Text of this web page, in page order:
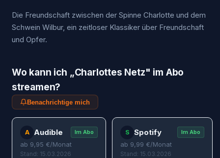
Die Freundschaft zwischen der Spinne Charlotte und dem
Schwein Wilbur, ein zeitloser Klassiker über Freundschaft
und Opfer.
Wo kann ich „Charlottes Netz" im Abo
streamen?
Benachrichtige mich
A Audible Im Abo
ab 9,95 €/Monat
Stand: 15.03.2026
S Spotify Im Abo
ab 9,99 €/Monat
Stand: 15.03.2026